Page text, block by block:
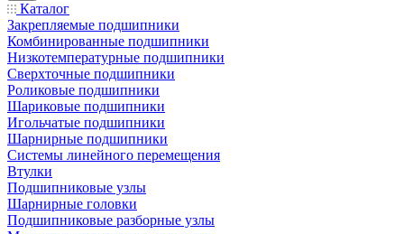
Каталог
Закрепляемые подшипники
Комбинированные подшипники
Низкотемпературные подшипники
Сверхточные подшипники
Роликовые подшипники
Шариковые подшипники
Игольчатые подшипники
Шарнирные подшипники
Системы линейного перемещения
Втулки
Подшипниковые узлы
Шарнирные головки
Подшипниковые разборные узлы